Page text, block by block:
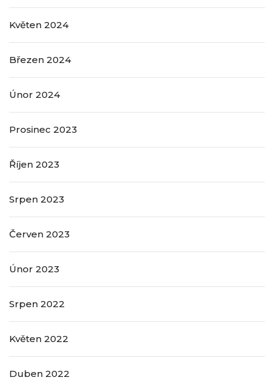
Květen 2024
Březen 2024
Únor 2024
Prosinec 2023
Říjen 2023
Srpen 2023
Červen 2023
Únor 2023
Srpen 2022
Květen 2022
Duben 2022